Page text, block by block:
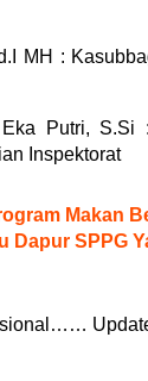
MH :
Putri, S.Si
Inspektorat
Makan
Dapur SPPG